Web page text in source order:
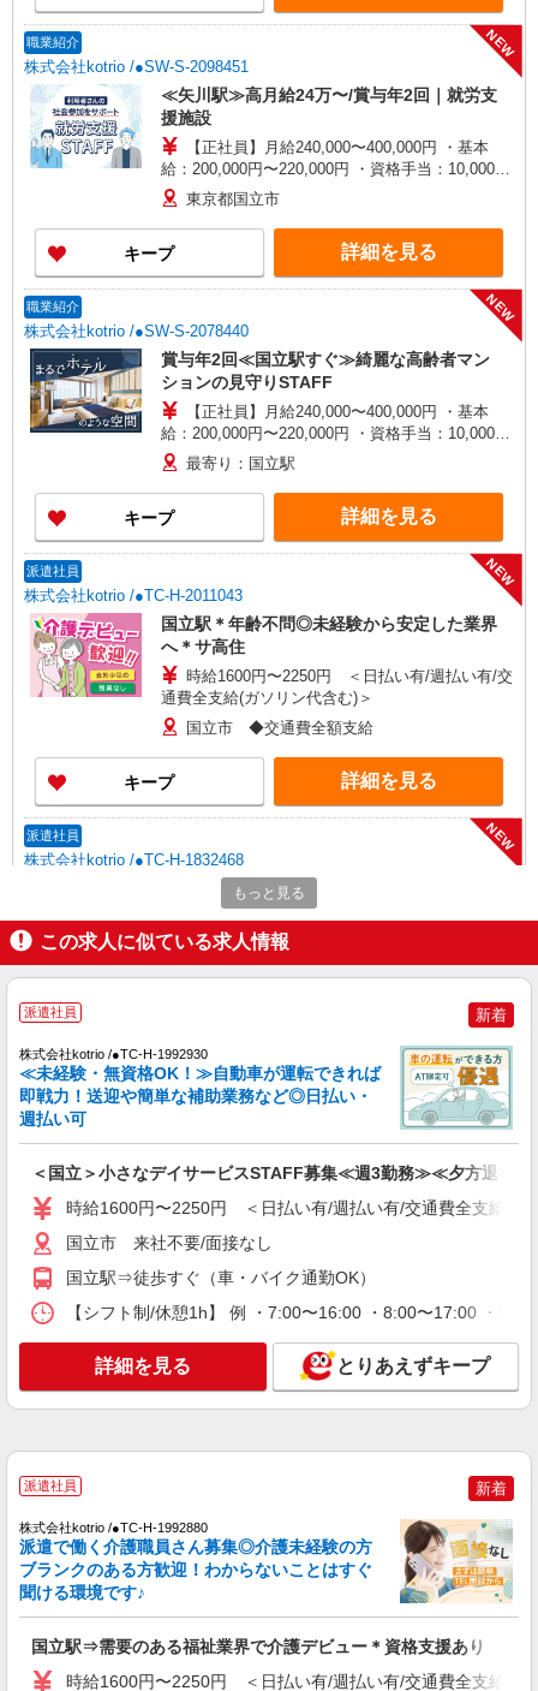
職業紹介
株式会社kotrio /●SW-S-2098451
NEW
≪矢川駅≫高月給24万〜/賞与年2回｜就労支
援施設
【正社員】月給240,000〜400,000円 ・基本
給：200,000円〜220,000円 ・資格手当：10,000〜
30,000円 ・役職手当：10,000〜70,000円 ・処遇改
善手当：20,000〜60,000円（勤続年数、保有資格
により変動） ・固定残業手当：20,000円（10時
間） ※固定残業時間を超過する場合には超過勤務
手当として別途支給 ・夜勤手当：10,000円/1回
歓迎 ・認知症介護基礎研修 ・初任者研修 ・実務
者研修 ・介護福祉士 など
東京都国立市
キープ 詳細を見る
職業紹介
株式会社kotrio /●SW-S-2078440
NEW
賞与年2回≪国立駅すぐ≫綺麗な高齢者マン
ションの見守りSTAFF
【正社員】月給240,000〜400,000円 ・基本
給：200,000円〜220,000円 ・資格手当：10,000〜
30,000円 ・役職手当：10,000〜70,000円 ・処遇改
善手当：20,000〜60,000円（勤続年数、保有資格
により変動） ・固定残業手当：20,000円（10時
間） ※固定残業時間を超過する場合には超過勤務
手当として別途支給 ・夜勤手当：10,000円/1回
歓迎 ・認知症介護基礎研修 ・初任者研修 ・実務
者研修 ・介護福祉士 など
最寄り：国立駅
キープ 詳細を見る
派遣社員
株式会社kotrio /●TC-H-2011043
NEW
国立駅＊年齢不問◎未経験から安定した業界
へ＊サ高住
時給1600円〜2250円 ＜日払い有/週払い有/交
通費全支給(ガソリン代含む)＞
国立市 ◆交通費全額支給
キープ 詳細を見る
派遣社員
株式会社kotrio /●TC-H-1832468
NEW
≪谷保駅≫高収入＆負担少！高級シニアマン
ションの支援STAFF
時給1700円〜2250円 ＜日払い有/週払い有/交
通費全支給(ガソリン代含む)＞
キープ 詳細を見る
職業紹介
株式会社kotrio /●SW-S-2097039
NEW
く続けられる環境＊
【正社員】月給240,000〜400,000円 ・基本
30,000円 ・役職手当：10,000〜70,000円 ・処遇改
善手当：20,000〜60,000円（勤続年数、保有資格
により変動） ・固定残業手当：20,000円（10時
間） ※固定残業時間を超過する場合には超過勤務
（上記給与とは別に支給） 下記資格をお持ちの方
歓迎 ・認知症介護基礎研修 ・初任者研修 ・実務
東京都国立市
キープ 詳細を見る
株式会社kotrio /●SW-S-2155691
NEW
国立市
キープ 詳細を見る
株式会社kotrio /●SW-S-2098286
NEW
≪矢川駅≫高月給25万円〜＋賞与｜住宅型有
もっと見る
この求人に似ている求人情報
派遣社員 新着
株式会社kotrio /●TC-H-1992930
≪未経験・無資格OK！≫自動車が運転できれば
即戦力！送迎や簡単な補助業務など◎日払い・
週払い可
＜国立＞小さなデイサービスSTAFF募集≪週3勤務≫≪夕方退社≫
時給1600円〜2250円 ＜日払い有/週払い有/交通費全支給(ガ
国立市 来社不要/面接なし
国立駅⇒徒歩すぐ（車・バイク通勤OK）
【シフト制/休憩1h】 例 ・7:00〜16:00 ・8:00〜17:00 ・
詳細を見る とりあえずキープ
派遣社員 新着
株式会社kotrio /●TC-H-1992880
派遣で働く介護職員さん募集◎介護未経験の方
ブランクのある方歓迎！わからないことはすぐ
聞ける環境です♪
国立駅⇒需要のある福祉業界で介護デビュー＊資格支援あり
時給1600円〜2250円 ＜日払い有/週払い有/交通費全支給(ガ